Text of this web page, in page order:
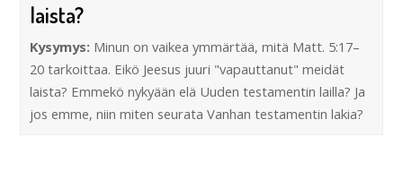
laista?
Kysymys: Minun on vaikea ymmärtää, mitä Matt. 5:17–
20 tarkoittaa. Eikö Jeesus juuri "vapauttanut" meidät
laista? Emmekö nykyään elä Uuden testamentin lailla? Ja
jos emme, niin miten seurata Vanhan testamentin lakia?